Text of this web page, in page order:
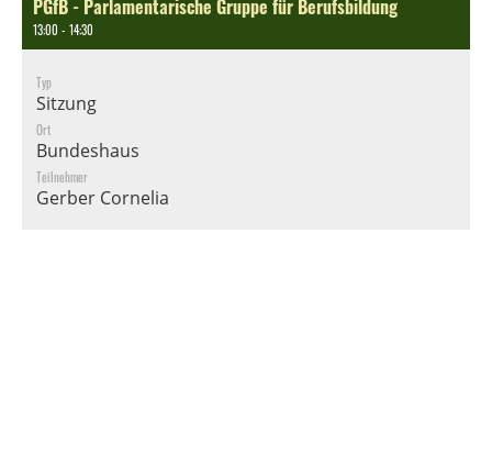
PGfB - Parlamentarische Gruppe für Berufsbildung
13:00 - 14:30
Typ
Sitzung
Ort
Bundeshaus
Teilnehmer
Gerber Cornelia